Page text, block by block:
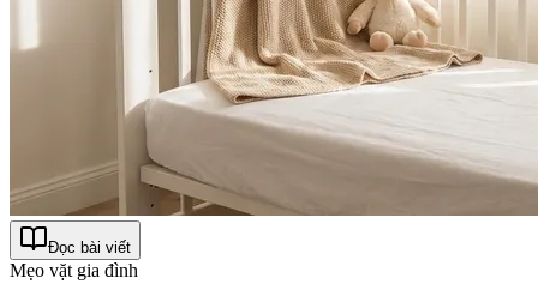
Đọc bài viết
Mẹo vặt gia đình